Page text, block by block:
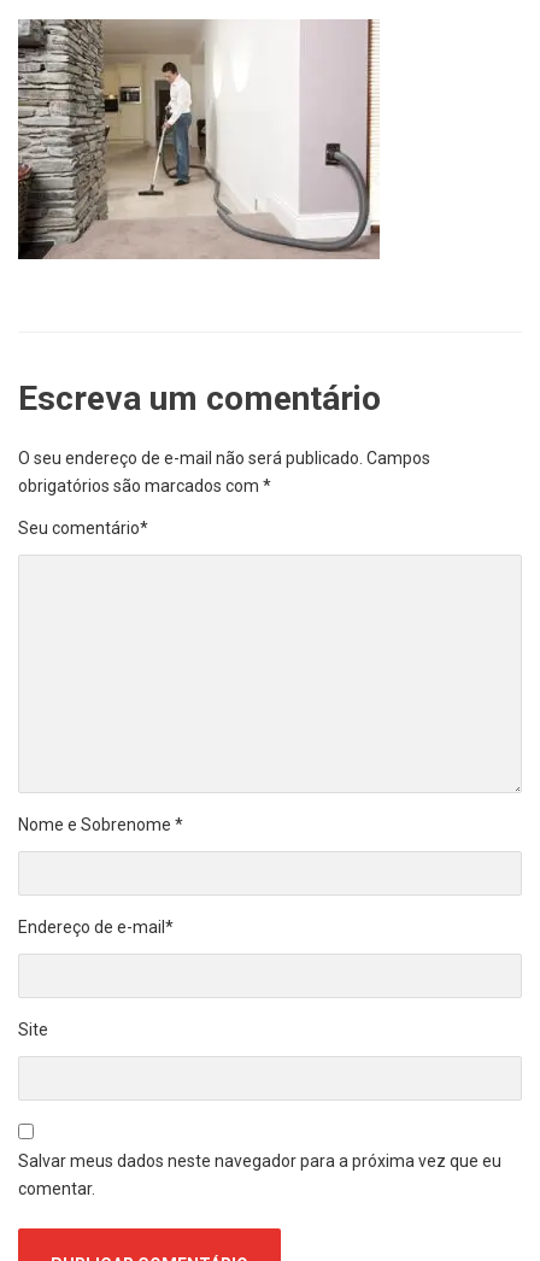
Escreva um comentário
O seu endereço de e-mail não será publicado. Campos
obrigatórios são marcados com *
Seu comentário*
Nome e Sobrenome *
Endereço de e-mail*
Site
Salvar meus dados neste navegador para a próxima vez que eu
comentar.